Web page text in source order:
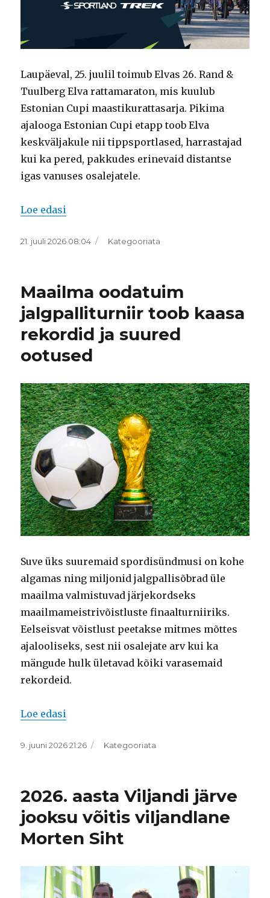
Laupäeval, 25. juulil toimub Elvas 26. Rand &
Tuulberg Elva rattamaraton, mis kuulub
Estonian Cupi maastikurattasarja. Pikima
ajalooga Estonian Cupi etapp toob Elva
keskväljakule nii tippsportlased, harrastajad
kui ka pered, pakkudes erinevaid distantse
igas vanuses osalejatele.
Loe edasi
Postitatud
21. juuli 2026 08:04 Rubriigid
Kategooriata
Maailma oodatuim
jalgpalliturniir toob kaasa
rekordid ja suured
ootused
Suve üks suuremaid spordisündmusi on kohe
algamas ning miljonid jalgpallisõbrad üle
maailma valmistuvad järjekordseks
maailmameistrivõistluste finaalturniiriks.
Eelseisvat võistlust peetakse mitmes mõttes
ajalooliseks, sest nii osalejate arv kui ka
mängude hulk ületavad kõiki varasemaid
rekordeid.
Loe edasi
Postitatud
9. juuni 2026 21:26 Rubriigid
Kategooriata
2026. aasta Viljandi järve
jooksu võitis viljandlane
Morten Siht